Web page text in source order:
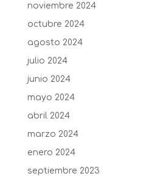
noviembre 2024
octubre 2024
agosto 2024
julio 2024
junio 2024
mayo 2024
abril 2024
marzo 2024
enero 2024
septiembre 2023